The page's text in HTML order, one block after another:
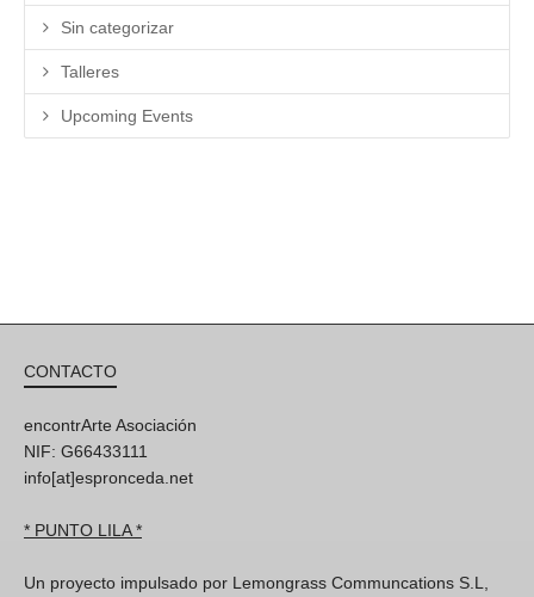
Sin categorizar
Talleres
Upcoming Events
CONTACTO
encontrArte Asociación
NIF: G66433111
info[at]espronceda.net
* PUNTO LILA *
Un proyecto impulsado por Lemongrass Communcations S.L,